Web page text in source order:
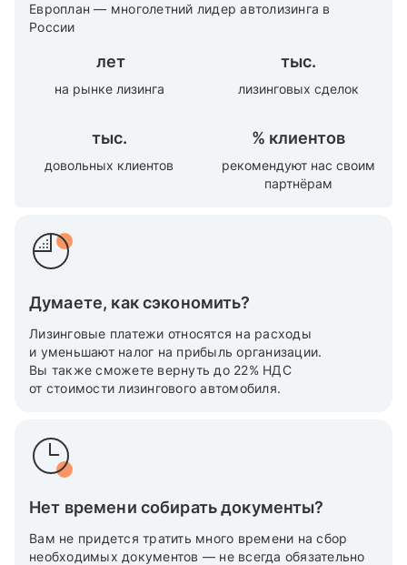
Европлан — многолетний лидер автолизинга в
России
лет
на рынке лизинга
тыс.
лизинговых сделок
тыс.
довольных клиентов
% клиентов
рекомендуют нас своим
партнёрам
Думаете, как сэкономить?
Лизинговые платежи относятся на расходы
и уменьшают налог на прибыль организации.
Вы также cможете вернуть до 22% НДС
от стоимости лизингового автомобиля.
Нет времени собирать документы?
Вам не придется тратить много времени на сбор
необходимых документов — не всегда обязательно